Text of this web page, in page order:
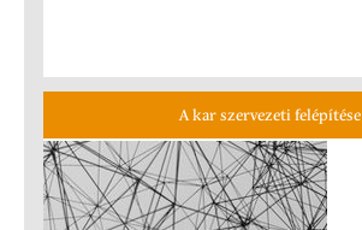
A kar szervezeti felépítése